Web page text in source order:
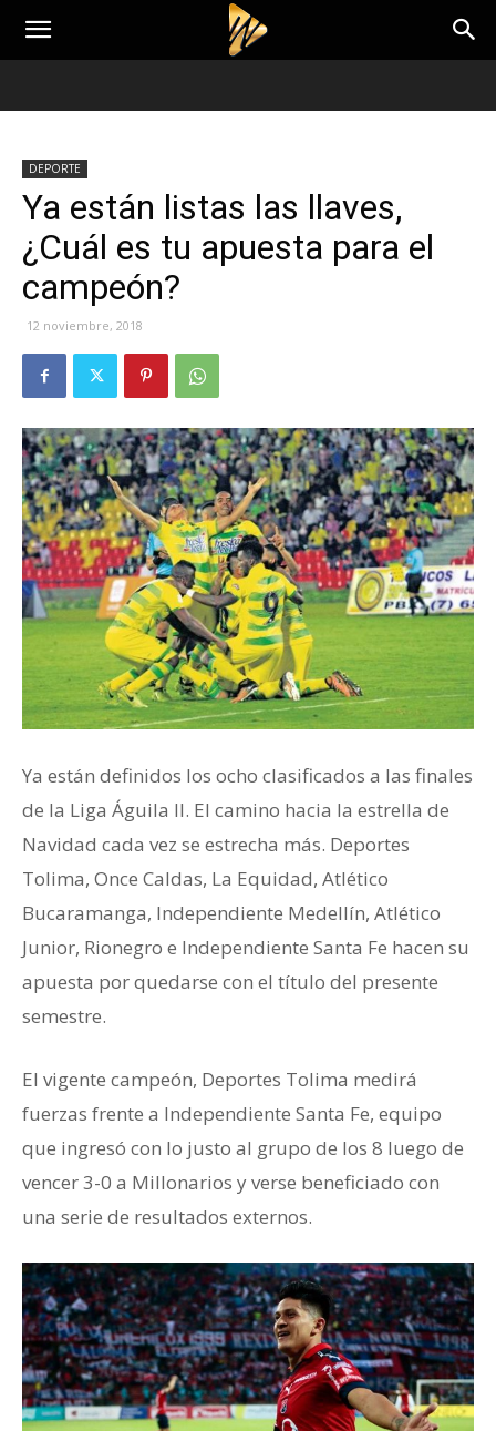
DEPORTE
Ya están listas las llaves,
¿Cuál es tu apuesta para el
campeón?
12 noviembre, 2018
Ya están definidos los ocho clasificados a las finales
de la Liga Águila II. El camino hacia la estrella de
Navidad cada vez se estrecha más. Deportes
Tolima, Once Caldas, La Equidad, Atlético
Bucaramanga, Independiente Medellín, Atlético
Junior, Rionegro e Independiente Santa Fe hacen su
apuesta por quedarse con el título del presente
semestre.
El vigente campeón, Deportes Tolima medirá
fuerzas frente a Independiente Santa Fe, equipo
que ingresó con lo justo al grupo de los 8 luego de
vencer 3-0 a Millonarios y verse beneficiado con
una serie de resultados externos.